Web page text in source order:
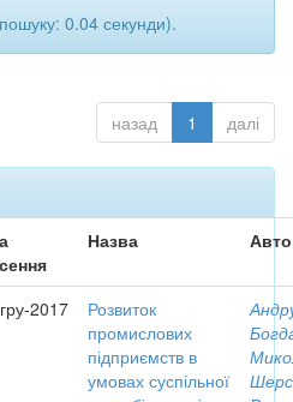
0.04 секунди).
назад 1 далі
Назва
2017
Розвиток
промислових
підприємств в
умовах суспільної